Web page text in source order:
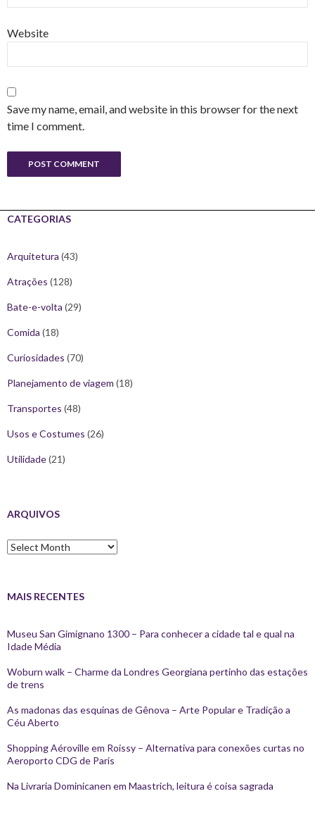
Website
Save my name, email, and website in this browser for the next
time I comment.
CATEGORIAS
Arquitetura (43)
Atrações (128)
Bate-e-volta (29)
Comida (18)
Curiosidades (70)
Planejamento de viagem (18)
Transportes (48)
Usos e Costumes (26)
Utilidade(21)
ARQUIVOS
Arquivos
MAIS RECENTES
Museu San Gimignano 1300 – Para conhecer a cidade tal e qual na
Idade Média
Woburn walk – Charme da Londres Georgiana pertinho das estações
de trens
As madonas das esquinas de Gênova – Arte Popular e Tradição a
Céu Aberto
Shopping Aéroville em Roissy – Alternativa para conexões curtas no
Aeroporto CDG de Paris
Na Livraria Dominicanen em Maastrich, leitura é coisa sagrada